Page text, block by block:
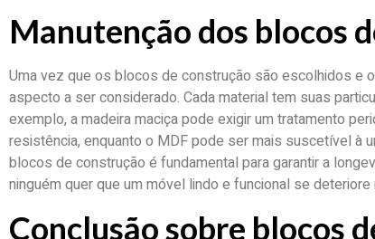
Manutenção dos blocos
Uma vez que os blocos de construção são escolhidos e
aspecto a ser considerado. Cada material tem suas
exemplo, a madeira maciça pode exigir um tratamento
resistência, enquanto o MDF pode ser mais suscetível à
blocos de construção é fundamental para garantir a
ninguém quer que um móvel lindo e funcional se
Conclusão sobre blocos